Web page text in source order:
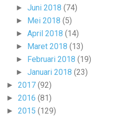
►Juni 2018(74)
► Mei 2018(5)
►April 2018(14)
► Maret 2018(13)
► Februari 2018(19)
►Januari 2018(23)
► 2017 (92)
► 2016 (81)
► 2015 (129)